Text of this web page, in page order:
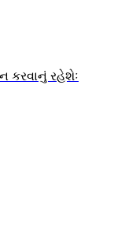
કરવાનું રહેશેઃ